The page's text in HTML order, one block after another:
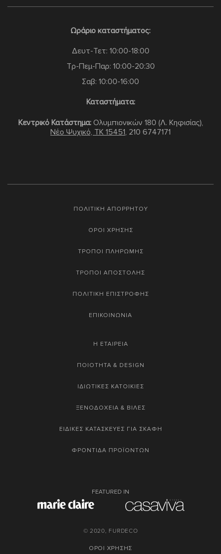
Ωράριο καταστήματος:
Δευτ-Τετ: 10:00-18:00
Τρ-Πεμ-Παρ: 10:00-20:30
Σαβ: 10:00-16:00
Καταστήματα:
Κεντρικό Κατάστημα:Ολυμπιονικών 180 (Λ. Κηφισίας),
Νέο Ψυχικό, TK 15451, 210 6747171
ΠΟΛΙΤΙΚΗ ΑΠΟΡΡΗΤΟΥ
ΟΡΟΙ ΧΡΗΣΗΣ
ΤΡΟΠΟΙ ΠΛΗΡΩΜΗΣ
ΤΡΟΠΟΙ ΑΠΟΣΤΟΛΗΣ
ΠΟΛΙΤΙΚΗ ΕΠΙΣΤΡΟΦΗΣ
ΕΠΙΚΟΙΝΩΝΙΑ
Η ΕΤΑΙΡΕΙΑ
ΠΟΙΟΤΗΤΑ & DESIGN
ΙΔΙΩΤΙΚΕΣ ΚΑΤΟΙΚΙΕΣ
ΞΕΝΟΔΟΧΕΙΑ & ΒΙΛΕΣ
ΕΙΔΙΚΕΣ ΚΑΤΑΣΚΕΥΕΣ ΓΙΑ ΣΚΑΦΗ
ΦΡΟΝΤΙΔΑ ΠΡΟΪΟΝΤΩΝ
FEATURED IN
© 2020, FURDECO
ΟΡΟΙ ΧΡΗΣΗΣ